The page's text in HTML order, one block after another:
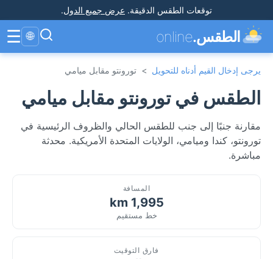
توقعات الطقس الدقيقة. عرض جميع الدول.
الطقس.online
🌐
☰
يرجى إدخال القيم أدناه للتحويل > تورونتو مقابل ميامي
الطقس في تورونتو مقابل ميامي
مقارنة جنبًا إلى جنب للطقس الحالي والظروف الرئيسية في
تورونتو، كندا وميامي، الولايات المتحدة الأمريكية. محدثة
مباشرة.
المسافة
1,995 km
خط مستقيم
فارق التوقيت